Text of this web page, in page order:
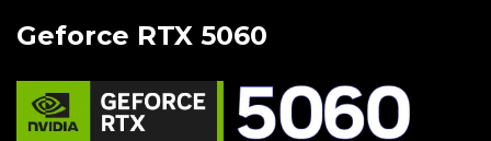
Geforce RTX 5060